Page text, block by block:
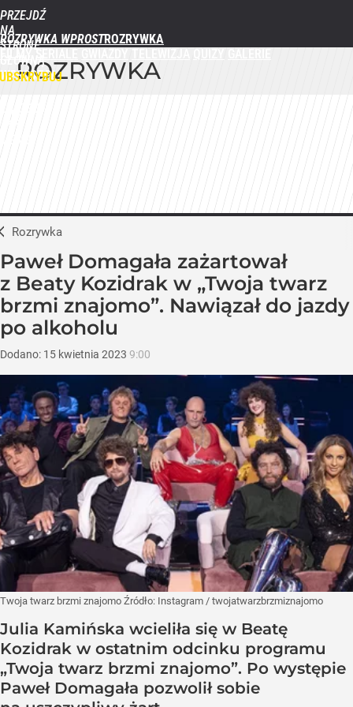
PRZEJDŹ
NA
STRONĘ
GŁÓWNĄ
WPROST.PL
ROZRYWKA WPROST
ROZRYWKA
Rozrywka
Paweł Domagała zażartował
z Beaty Kozidrak w „Twoja twarz
brzmi znajomo”. Nawiązał do jazdy
po alkoholu
Dodano: 15 kwietnia 2023 9:00
Twoja twarz brzmi znajomo Źródło: Instagram / twojatwarzbrzmiznajomo
Julia Kamińska wcieliła się w Beatę
Kozidrak w ostatnim odcinku programu
„Twoja twarz brzmi znajomo”. Po występie
Paweł Domagała pozwolił sobie